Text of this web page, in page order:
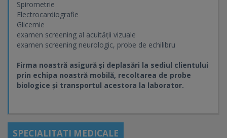
Spirometrie
Electrocardiografie
Glicemie
examen screening al acuității vizuale
examen screening neurologic, probe de echilibru
Firma noastră asigură și deplasări la sediul clientului
prin echipa noastră mobilă, recoltarea de probe
biologice și transportul acestora la laborator.
SPECIALITATI MEDICALE